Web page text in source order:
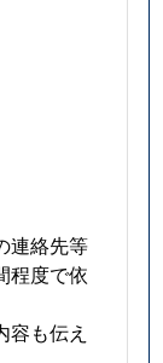
連絡先等
程度で依
容も伝え